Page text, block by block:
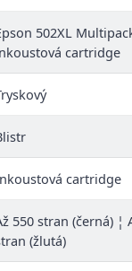
502XL
cartridge
cartridge
550 stran (černá) ¦
(žlutá)